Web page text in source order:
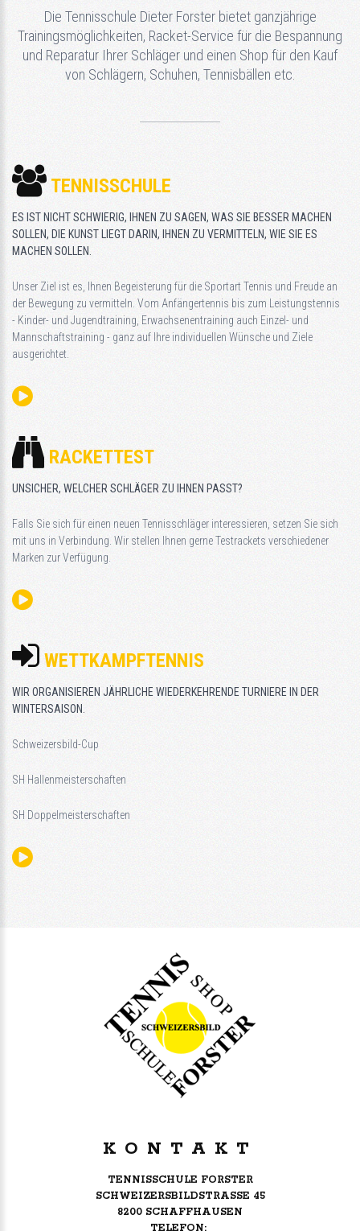
Die Tennisschule Dieter Forster bietet ganzjährige
Trainingsmöglichkeiten, Racket-Service für die Bespannung
und Reparatur Ihrer Schläger und einen Shop für den Kauf
von Schlägern, Schuhen, Tennisbällen etc.
TENNISSCHULE
ES IST NICHT SCHWIERIG, IHNEN ZU SAGEN, WAS SIE BESSER MACHEN
SOLLEN, DIE KUNST LIEGT DARIN, IHNEN ZU VERMITTELN, WIE SIE ES
MACHEN SOLLEN.
Unser Ziel ist es, Ihnen Begeisterung für die Sportart Tennis und Freude an
der Bewegung zu vermitteln. Vom Anfängertennis bis zum Leistungstennis
- Kinder- und Jugendtraining, Erwachsenentraining auch Einzel- und
Mannschaftstraining - ganz auf Ihre individuellen Wünsche und Ziele
ausgerichtet.
RACKETTEST
UNSICHER, WELCHER SCHLÄGER ZU IHNEN PASST?
Falls Sie sich für einen neuen Tennisschläger interessieren, setzen Sie sich
mit uns in Verbindung. Wir stellen Ihnen gerne Testrackets verschiedener
Marken zur Verfügung.
WETTKAMPFTENNIS
WIR ORGANISIEREN JÄHRLICHE WIEDERKEHRENDE TURNIERE IN DER
WINTERSAISON.
Schweizersbild-Cup
SH Hallenmeisterschaften
SH Doppelmeisterschaften
KONTAKT
TENNISSCHULE FORSTER
SCHWEIZERSBILDSTRASSE 45
8200 SCHAFFHAUSEN
TELEFON: